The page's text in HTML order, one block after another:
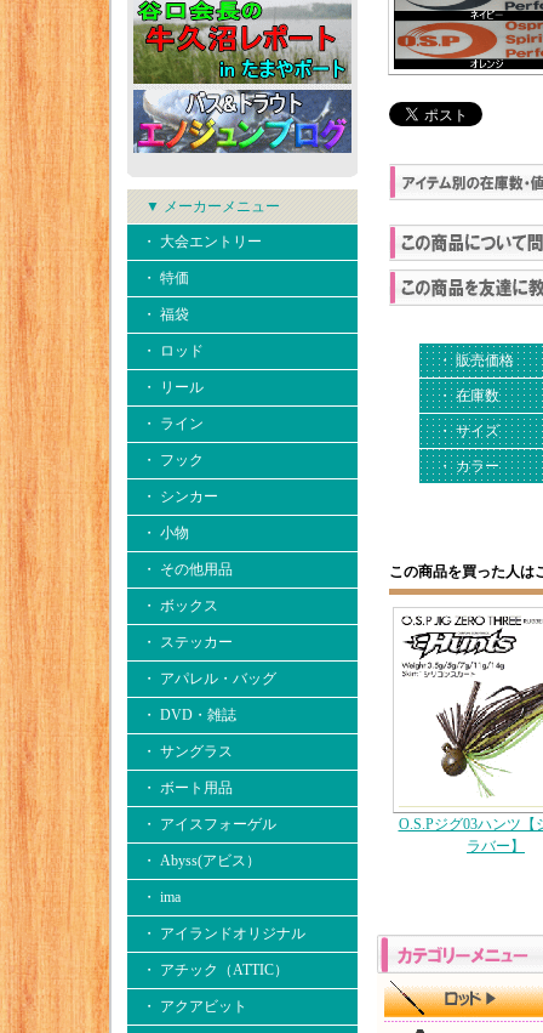
▼ メーカーメニュー
・ 大会エントリー
・ 特価
・ 福袋
・ ロッド
・ リール
・ ライン
・ フック
・ シンカー
・ 小物
・ その他用品
・ ボックス
・ ステッカー
・ アパレル・バッグ
・ DVD・雑誌
・ サングラス
・ ボート用品
・ アイスフォーゲル
・ Abyss(アビス）
・ ima
・ アイランドオリジナル
・ アチック（ATTIC）
・ アクアビット
・ 販売価格
・ 在庫数
・ サイズ
・ カラー
この商品を買った人は
O.S.Pジグ03ハンツ【
ラバー】